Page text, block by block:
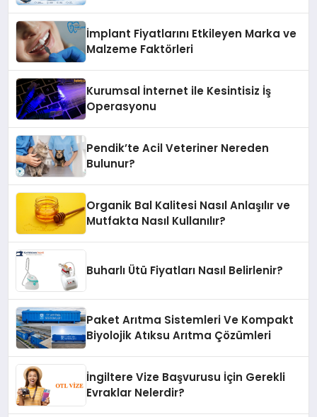
İmplant Fiyatlarını Etkileyen Marka ve
Malzeme Faktörleri
Kurumsal İnternet ile Kesintisiz İş
Operasyonu
Pendik’te Acil Veteriner Nereden
Bulunur?
Organik Bal Kalitesi Nasıl Anlaşılır ve
Mutfakta Nasıl Kullanılır?
Buharlı Ütü Fiyatları Nasıl Belirlenir?
Paket Arıtma Sistemleri Ve Kompakt
Biyolojik Atıksu Arıtma Çözümleri
İngiltere Vize Başvurusu İçin Gerekli
Evraklar Nelerdir?